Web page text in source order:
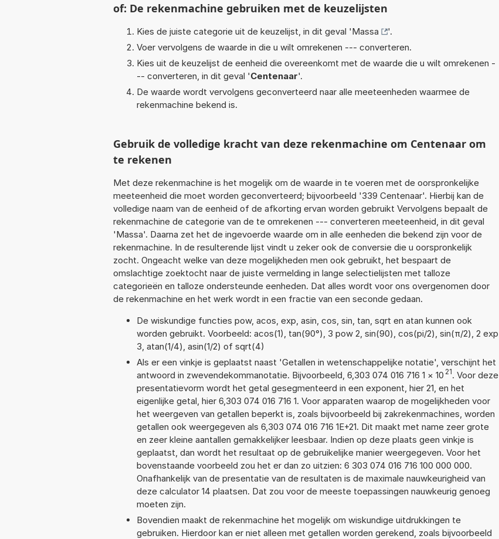
of: De rekenmachine gebruiken met de keuzelijsten
Kies de juiste categorie uit de keuzelijst, in dit geval 'Massa
'.
Voer vervolgens de waarde in die u wilt omrekenen --- converteren.
Kies uit de keuzelijst de eenheid die overeenkomt met de waarde die u wilt omrekenen -
-- converteren, in dit geval 'Centenaar'.
De waarde wordt vervolgens geconverteerd naar alle meeteenheden waarmee de
rekenmachine bekend is.
Gebruik de volledige kracht van deze rekenmachine om Centenaar om
te rekenen
Met deze rekenmachine is het mogelijk om de waarde in te voeren met de oorspronkelijke
meeteenheid die moet worden geconverteerd; bijvoorbeeld '339 Centenaar'. Hierbij kan de
volledige naam van de eenheid of de afkorting ervan worden gebruikt Vervolgens bepaalt de
rekenmachine de categorie van de te omrekenen --- converteren meeteenheid, in dit geval
'Massa'. Daarna zet het de ingevoerde waarde om in alle eenheden die bekend zijn voor de
rekenmachine. In de resulterende lijst vindt u zeker ook de conversie die u oorspronkelijk
zocht. Ongeacht welke van deze mogelijkheden men ook gebruikt, het bespaart de
omslachtige zoektocht naar de juiste vermelding in lange selectielijsten met talloze
categorieën en talloze ondersteunde eenheden. Dat alles wordt voor ons overgenomen door
de rekenmachine en het werk wordt in een fractie van een seconde gedaan.
De wiskundige functies pow, acos, exp, asin, cos, sin, tan, sqrt en atan kunnen ook
worden gebruikt. Voorbeeld: acos(1), tan(90°), 3 pow 2, sin(90), cos(pi/2), sin(π/2), 2 exp
3, atan(1/4), asin(1/2) of sqrt(4)
Als er een vinkje is geplaatst naast 'Getallen in wetenschappelijke notatie', verschijnt het
antwoord in zwevendekommanotatie. Bijvoorbeeld, 6,303 074 016 716 1 × 10 21. Voor deze
presentatievorm wordt het getal gesegmenteerd in een exponent, hier 21, en het
eigenlijke getal, hier 6,303 074 016 716 1. Voor apparaten waarop de mogelijkheden voor
het weergeven van getallen beperkt is, zoals bijvoorbeeld bij zakrekenmachines, worden
getallen ook weergegeven als 6,303 074 016 716 1E+21. Dit maakt met name zeer grote
en zeer kleine aantallen gemakkelijker leesbaar. Indien op deze plaats geen vinkje is
geplaatst, dan wordt het resultaat op de gebruikelijke manier weergegeven. Voor het
bovenstaande voorbeeld zou het er dan zo uitzien: 6 303 074 016 716 100 000 000.
Onafhankelijk van de presentatie van de resultaten is de maximale nauwkeurigheid van
deze calculator 14 plaatsen. Dat zou voor de meeste toepassingen nauwkeurig genoeg
moeten zijn.
Bovendien maakt de rekenmachine het mogelijk om wiskundige uitdrukkingen te
gebruiken. Hierdoor kan er niet alleen met getallen worden gerekend, zoals bijvoorbeeld